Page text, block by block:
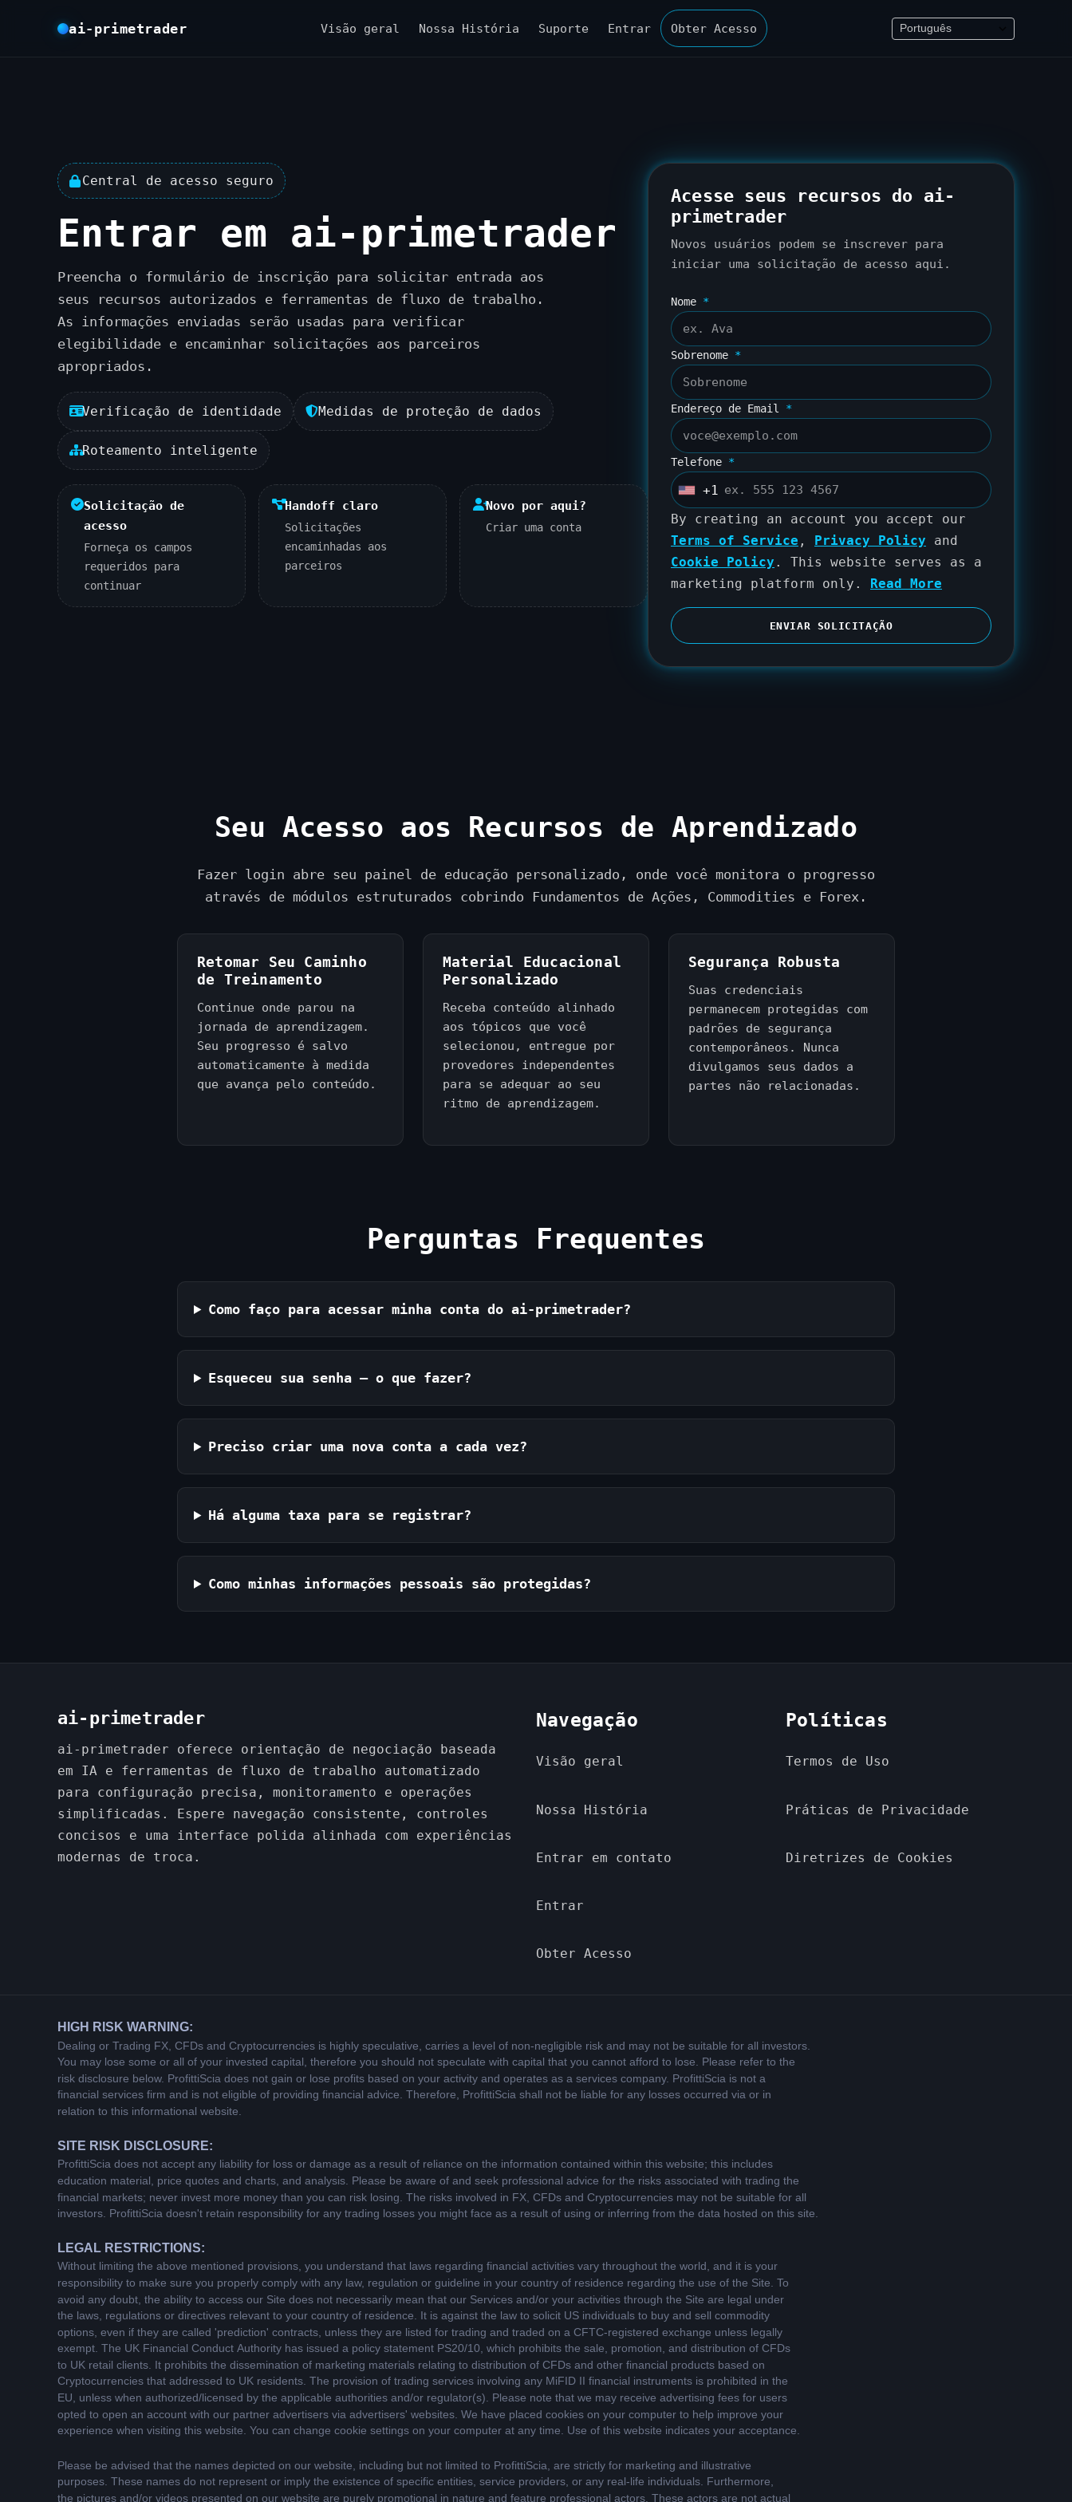
ai-primetrader Visão geral Nossa História Suporte Entrar Obter Acesso
Central de acesso seguro
Entrar em ai-primetrader
Preencha o formulário de inscrição para solicitar entrada aos
seus recursos autorizados e ferramentas de fluxo de trabalho.
As informações enviadas serão usadas para verificar
elegibilidade e encaminhar solicitações aos parceiros
apropriados.
Verificação de identidade Medidas de proteção de dados
Roteamento inteligente
Solicitação de
acesso
Forneça os campos
requeridos para
continuar
Handoff claro
Solicitações
encaminhadas aos
parceiros
Novo por aqui?
Criar uma conta
Acesse seus recursos do ai-
primetrader
Novos usuários podem se inscrever para
iniciar uma solicitação de acesso aqui .
Nome *
Sobrenome *
Endereço de Email *
Telefone *
U
i
t
e
d
t
a
+1
By creating an account you accept our
Terms of Service , Privacy Policy and
Cookie Policy . This website serves as a
marketing platform only. Read More
ENVIAR SOLICITAÇÃO
Seu Acesso aos Recursos de Aprendizado
Fazer login abre seu painel de educação personalizado, onde você monitora o progresso
através de módulos estruturados cobrindo Fundamentos de Ações, Commodities e Forex.
Retomar Seu Caminho
de Treinamento
Continue onde parou na
jornada de aprendizagem.
Seu progresso é salvo
automaticamente à medida
que avança pelo conteúdo.
Material Educacional
Personalizado
Receba conteúdo alinhado
aos tópicos que você
selecionou, entregue por
provedores independentes
para se adequar ao seu
ritmo de aprendizagem.
Segurança Robusta
Suas credenciais
permanecem protegidas com
padrões de segurança
contemporâneos. Nunca
divulgamos seus dados a
partes não relacionadas.
Perguntas Frequentes
Como faço para acessar minha conta do ai-primetrader?
Esqueceu sua senha — o que fazer?
Preciso criar uma nova conta a cada vez?
Há alguma taxa para se registrar?
Como minhas informações pessoais são protegidas?
ai-primetrader
ai-primetrader oferece orientação de negociação baseada
em IA e ferramentas de fluxo de trabalho automatizado
para configuração precisa, monitoramento e operações
simplificadas. Espere navegação consistente, controles
concisos e uma interface polida alinhada com experiências
modernas de troca.
Navegação
Visão geral
Nossa História
Entrar em contato
Entrar
Obter Acesso
Políticas
Termos de Uso
Práticas de Privacidade
Diretrizes de Cookies